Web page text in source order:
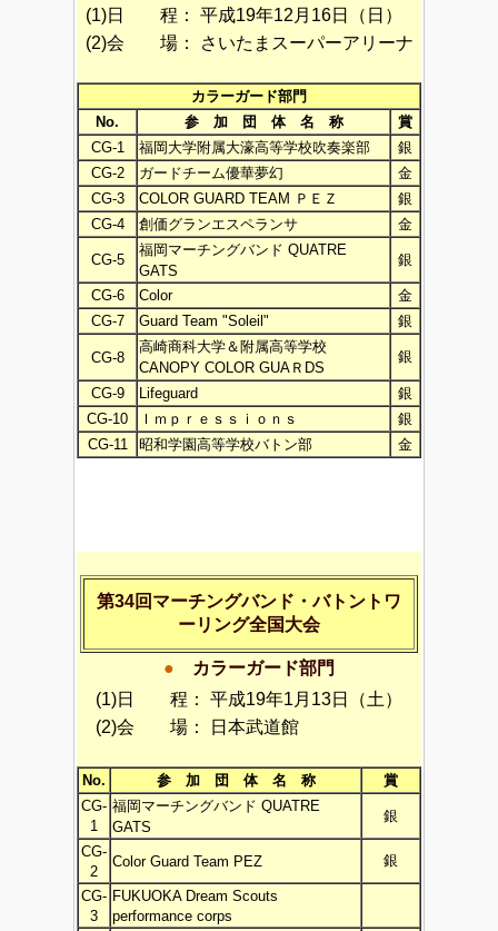
(1)日 程：
平成19年12月16日（日）
(2)会 場：
さいたまスーパーアリーナ
カラーガード部門
No.
参 加 団 体 名 称
賞
CG-1
福岡大学附属大濠高等学校吹奏楽部
銀
CG-2
ガードチーム優華夢幻
金
CG-3
COLOR GUARD TEAM ＰＥＺ
銀
CG-4
創価グランエスペランサ 金
CG-5
福岡マーチングバンド QUATRE
GATS
銀
CG-6 Color
金
CG-7
Guard Team "Soleil" 銀
CG-8
高崎商科大学＆附属高等学校
CANOPY COLOR GUAＲDS
銀
CG-9 Lifeguard
銀
CG-10
Ｉｍｐｒｅｓｓｉｏｎｓ
銀
CG-11
昭和学園高等学校バトン部 金
第34回マーチングバンド・バトントワ
ーリング全国大会
●
カラーガード部門
(1)日 程：
平成19年1月13日（土）
(2)会 場：
日本武道館
No. 参 加 団 体 名 称
賞
CG-
1
福岡マーチングバンド QUATRE
GATS
銀
CG-
2
Color Guard Team PEZ 銀
CG-
3
FUKUOKA Dream Scouts
performance corps